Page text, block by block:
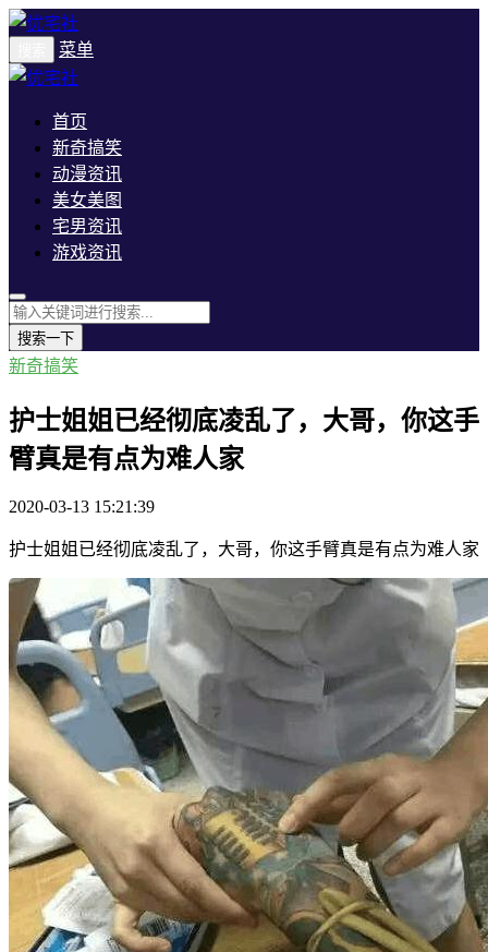
菜单
首页
新奇搞笑
动漫资讯
美女美图
宅男资讯
游戏资讯
搜索一下
新奇搞笑
护士姐姐已经彻底凌乱了，大哥，你这手
臂真是有点为难人家
2020-03-13 15:21:39
护士姐姐已经彻底凌乱了，大哥，你这手臂真是有点为难人家